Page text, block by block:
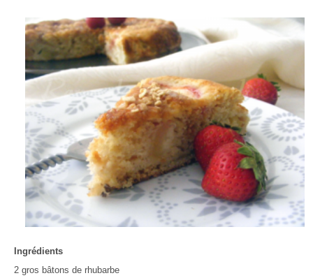
Ingrédients
2 gros bâtons de rhubarbe